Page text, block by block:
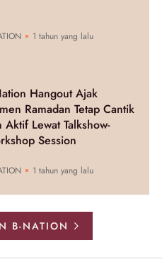
1 tahun yang lalu
Hangout Ajak
Ramadan Tetap Cantik
Aktif Lewat Talkshow-
Session
1 tahun yang lalu
B-NATION